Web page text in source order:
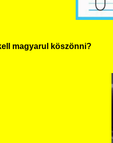
magyarul köszönni?